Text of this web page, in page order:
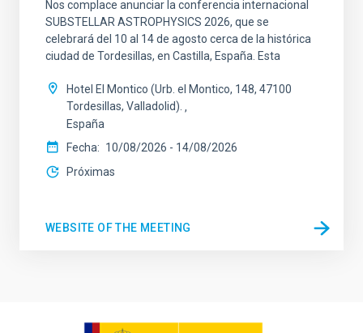
Nos complace anunciar la conferencia internacional
SUBSTELLAR ASTROPHYSICS 2026, que se
celebrará del 10 al 14 de agosto cerca de la histórica
ciudad de Tordesillas, en Castilla, España. Esta
Hotel El Montico (Urb. el Montico, 148, 47100
Tordesillas, Valladolid).
España
Fecha
10/08/2026 - 14/08/2026
Próximas
WEBSITE OF THE MEETING